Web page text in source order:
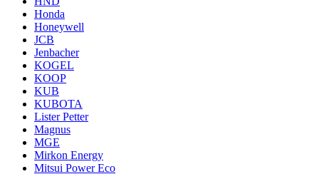
Honda
Honeywell
JCB
Jenbacher
KOGEL
KOOP
KUB
KUBOTA
Lister Petter
Magnus
MGE
Mirkon Energy
Mitsui Power Eco